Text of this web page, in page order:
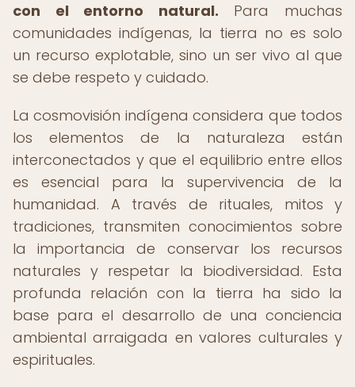
con el entorno natural. Para muchas
comunidades indígenas, la tierra no es solo
un recurso explotable, sino un ser vivo al que
se debe respeto y cuidado.
La cosmovisión indígena considera que todos
los elementos de la naturaleza están
interconectados y que el equilibrio entre ellos
es esencial para la supervivencia de la
humanidad. A través de rituales, mitos y
tradiciones, transmiten conocimientos sobre
la importancia de conservar los recursos
naturales y respetar la biodiversidad. Esta
profunda relación con la tierra ha sido la
base para el desarrollo de una conciencia
ambiental arraigada en valores culturales y
espirituales.